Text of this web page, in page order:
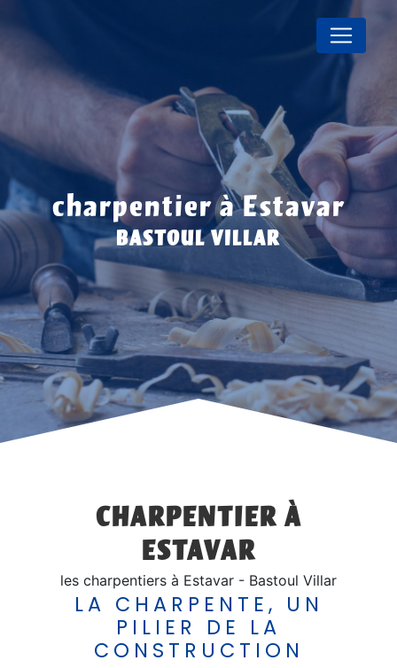
charpentier à Estavar
BASTOUL VILLAR
CHARPENTIER À
ESTAVAR
les charpentiers à Estavar - Bastoul Villar
LA CHARPENTE, UN
PILIER DE LA
CONSTRUCTION